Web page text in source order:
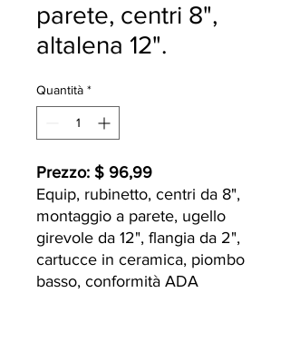
parete, centri 8",
altalena 12".
Quantità *
Prezzo: $ 96,99
Equip, rubinetto, centri da 8",
montaggio a parete, ugello
girevole da 12", flangia da 2",
cartucce in ceramica, piombo
basso, conformità ADA